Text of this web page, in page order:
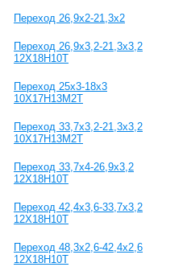
Переход 26,9x2-21,3x2
Переход 26,9x3,2-21,3x3,2
12Х18Н10Т
Переход 25x3-18x3
10Х17Н13М2Т
Переход 33,7x3,2-21,3x3,2
10Х17Н13М2Т
Переход 33,7x4-26,9x3,2
12Х18Н10Т
Переход 42,4x3,6-33,7x3,2
12Х18Н10Т
Переход 48,3x2,6-42,4x2,6
12Х18Н10Т